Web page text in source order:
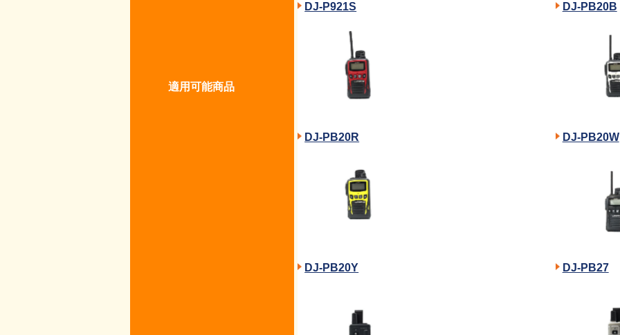
適用可能商品
DJ-P921S DJ-PB20B
DJ-PB20R DJ-PB20W
DJ-PB20Y DJ-PB27